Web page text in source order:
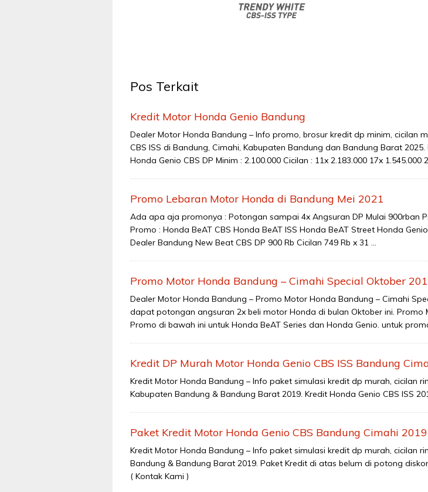
Pos Terkait
Kredit Motor Honda Genio Bandung
Dealer Motor Honda Bandung – Info promo, brosur kredit dp minim, cicilan
CBS ISS di Bandung, Cimahi, Kabupaten Bandung dan Bandung Barat
Honda Genio CBS DP Minim : 2.100.000 Cicilan : 11x 2.183.000 17x 1.545.000
Promo Lebaran Motor Honda di Bandung Mei 2021
Ada apa aja promonya : Potongan sampai 4x Angsuran DP Mulai 900rban
Promo : Honda BeAT CBS Honda BeAT ISS Honda BeAT Street Honda
Dealer Bandung New Beat CBS DP 900 Rb Cicilan 749 Rb x 31 …
Promo Motor Honda Bandung – Cimahi Special Oktober
Dealer Motor Honda Bandung – Promo Motor Honda Bandung – Cimahi
dapat potongan angsuran 2x beli motor Honda di bulan Oktober ini. Promo
Promo di bawah ini untuk Honda BeAT Series dan Honda Genio. untuk
Kredit DP Murah Motor Honda Genio CBS ISS Bandung
Kredit Motor Honda Bandung – Info paket simulasi kredit dp murah, cicilan
Kabupaten Bandung & Bandung Barat 2019. Kredit Honda Genio CBS ISS
Paket Kredit Motor Honda Genio CBS Bandung Cimahi 2019
Kredit Motor Honda Bandung – Info paket simulasi kredit dp murah, cicilan
Bandung & Bandung Barat 2019. Paket Kredit di atas belum di potong
( Kontak Kami )